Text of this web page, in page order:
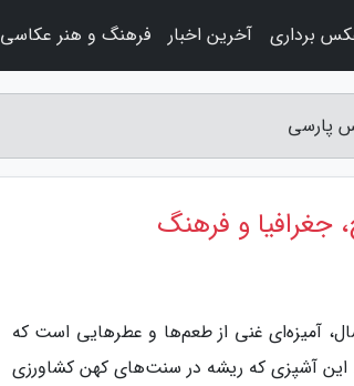
پارسی
جغرافیا و فرهنگ
آمیزه‌ای غنی از طعم‌ها و عطرهایی است که
این آشپزی که ریشه در سنت‌های کهن کشاورزی
برداری آخرین اخبار فرهنگ و هنر عکاسی